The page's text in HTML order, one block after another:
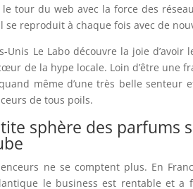
tour du web avec la force des
se reproduit à chaque fois avec de
Unis Le Labo découvre la joie d’avoir
de la hype locale. Loin d’être une
même d’une très belle senteur
de tous poils.
sphère des parfums
ne se comptent plus. En
le business est rentable et a